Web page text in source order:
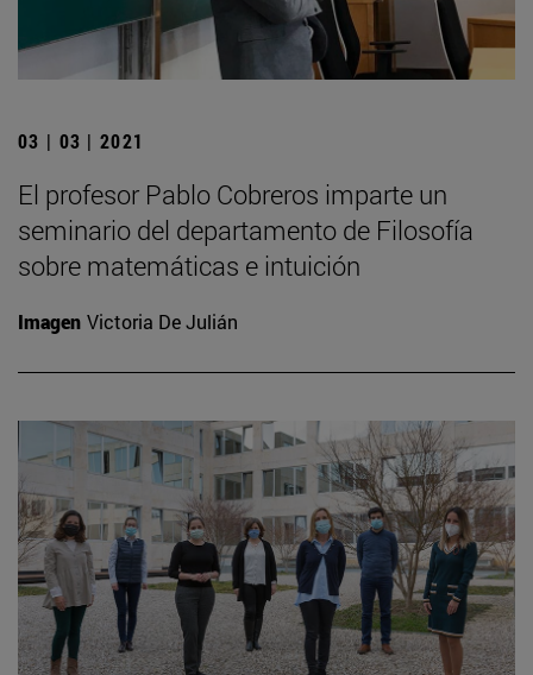
03 | 03 | 2021
El profesor Pablo Cobreros imparte un
seminario del departamento de Filosofía
sobre matemáticas e intuición
Imagen Victoria De Julián